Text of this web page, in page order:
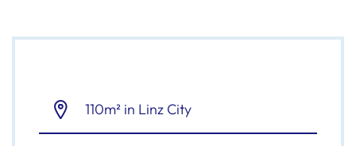
110m² in Linz City